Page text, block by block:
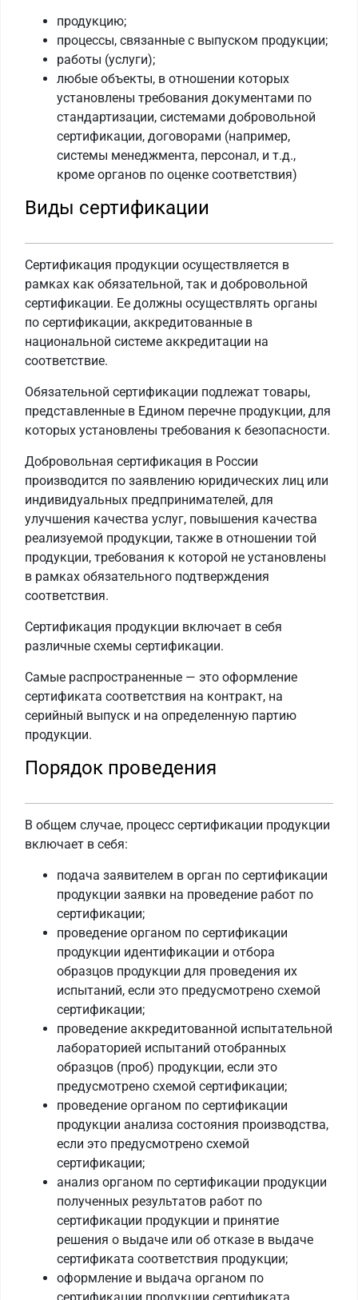
продукцию;
процессы, связанные с выпуском продукции;
работы (услуги);
любые объекты, в отношении которых
установлены требования документами по
стандартизации, системами добровольной
сертификации, договорами (например,
системы менеджмента, персонал, и т.д.,
кроме органов по оценке соответствия)
Виды сертификации
Сертификация продукции осуществляется в
рамках как обязательной, так и добровольной
сертификации. Ее должны осуществлять органы
по сертификации, аккредитованные в
национальной системе аккредитации на
соответствие.
Обязательной сертификации подлежат товары,
представленные в Едином перечне продукции, для
которых установлены требования к безопасности.
Добровольная сертификация в России
производится по заявлению юридических лиц или
индивидуальных предпринимателей, для
улучшения качества услуг, повышения качества
реализуемой продукции, также в отношении той
продукции, требования к которой не установлены
в рамках обязательного подтверждения
соответствия.
Сертификация продукции включает в себя
различные схемы сертификации.
Самые распространенные — это оформление
сертификата соответствия на контракт, на
серийный выпуск и на определенную партию
продукции.
Порядок проведения
В общем случае, процесс сертификации продукции
включает в себя:
подача заявителем в орган по сертификации
продукции заявки на проведение работ по
сертификации;
проведение органом по сертификации
продукции идентификации и отбора
образцов продукции для проведения их
испытаний, если это предусмотрено схемой
сертификации;
проведение аккредитованной испытательной
лабораторией испытаний отобранных
образцов (проб) продукции, если это
предусмотрено схемой сертификации;
проведение органом по сертификации
продукции анализа состояния производства,
если это предусмотрено схемой
сертификации;
анализ органом по сертификации продукции
полученных результатов работ по
сертификации продукции и принятие
решения о выдаче или об отказе в выдаче
сертификата соответствия продукции;
оформление и выдача органом по